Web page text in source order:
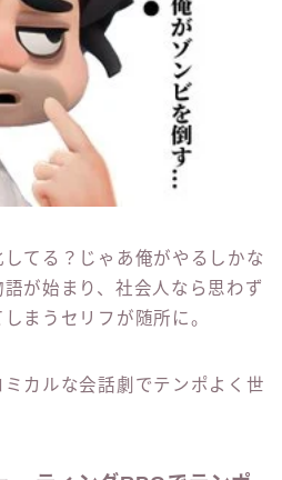
してる？じゃあ俺がやるしかな
が始まり、社会人なら思わず
まうセリフが随所に。
カルな会話劇でテンポよく世